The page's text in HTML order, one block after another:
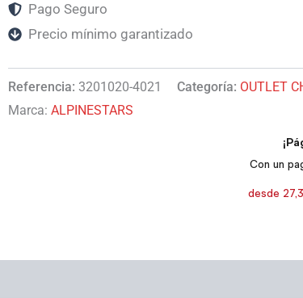
Pago Seguro
Precio mínimo garantizado
Referencia: 3201020-4021 Categoría: OUTLET
Marca: ALPINESTARS